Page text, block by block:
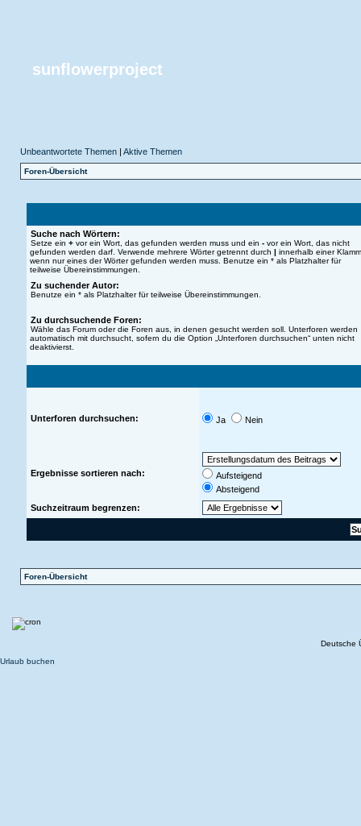
sunflowerproject
Unbeantwortete Themen| Aktive Themen
Foren-Übersicht
Suche nach Wörtern:
Setze ein +vor ein Wort, das gefunden werden muss und ein -vor ein Wort, das nicht
gefunden werden darf. Verwende mehrere Wörter getrennt durch | innerhalb einer
wenn nur eines der Wörter gefunden werden muss. Benutze ein * als Platzhalter für
teilweise Übereinstimmungen.
Zu suchender Autor:
Benutze ein * als Platzhalter für teilweise Übereinstimmungen.
Zu durchsuchende Foren:
Wähle das Forum oder die Foren aus, in denen gesucht werden soll. Unterforen werden
automatisch mit durchsucht, sofern du die Option „Unterforen durchsuchen“ unten nicht
deaktivierst.
Unterforen durchsuchen: Ja Nein
Ergebnisse sortieren nach:
Aufsteigend
Absteigend
Suchzeitraum begrenzen:
Foren-Übersicht
Deutsche
Urlaub buchen